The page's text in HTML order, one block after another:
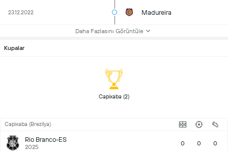
23.12.2022 Madureira
Daha Fazlasını Görüntüle
Kupalar
Capixaba (Brezilya)
Rio Branco-ES
2025 0 0 0